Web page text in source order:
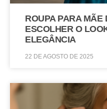
ROUPA PARA MÃE
ESCOLHER O
ELEGÂNCIA
22 DE AGOSTO DE 2025